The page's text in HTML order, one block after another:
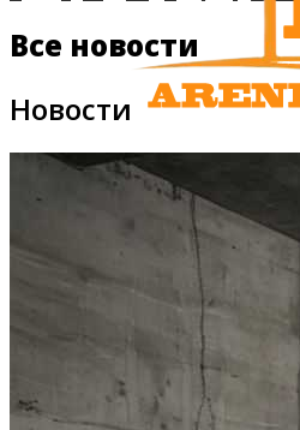
Главная
Все новости
Все новости
Новости